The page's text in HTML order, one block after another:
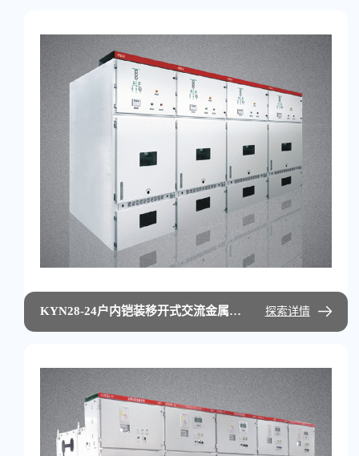
KYN28-24户内铠装移开式交流金属封闭开关设备 探索详情